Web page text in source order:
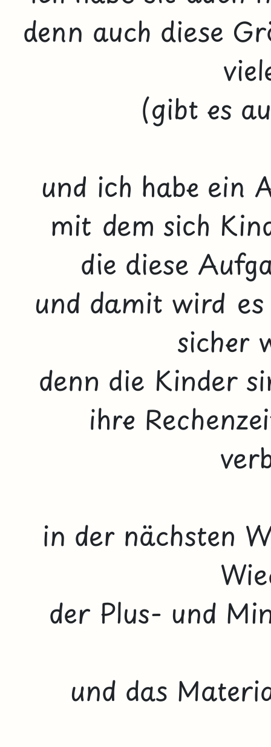
denn auch diese
(gibt es
und ich habe ein
mit dem sich
die diese
und damit wird
sicher
denn die Kinder
ihre
in der nächsten
der Plus- und
und das